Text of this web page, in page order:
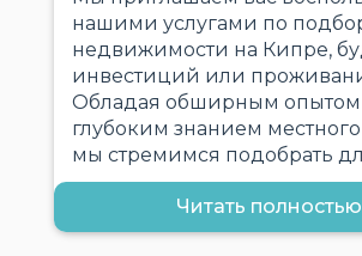
нашими услугами по
недвижимости на Кипре,
инвестиций или
Обладая обширным опытом
глубоким знанием
мы стремимся подобрать
Читать полностью